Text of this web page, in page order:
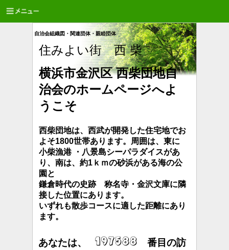
自治会組織図・関連団体・親睦団体
住みよい街 西 柴
横浜市金沢区 西柴団地自
治会のホームページへよ
うこそ
西柴団地は、西武が開発した住宅地でお
よそ1800世帯あります。周囲は、東に
小柴漁港 ・八景島シーパラダイスがあ
り、南は、約1ｋｍの砂浜がある海の公
園と
鎌倉時代の史跡 称名寺・金沢文庫に隣
接した位置にあります。
いずれも散歩コースに適した距離にあり
ます。
あなたは、
番目の訪